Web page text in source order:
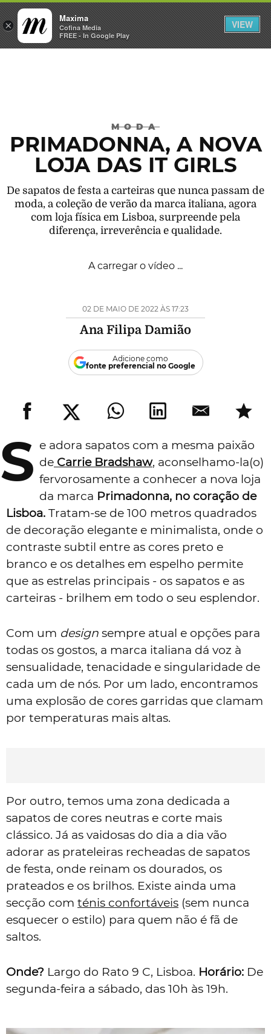
×
Maxima
Cofina Media
FREE - In Google Play
VIEW
INICIAR SESSÃO
MODA
PRIMADONNA, A NOVA
LOJA DAS IT GIRLS
De sapatos de festa a carteiras que nunca passam de
moda, a coleção de verão da marca italiana, agora
com loja física em Lisboa, surpreende pela
diferença, irreverência e qualidade.
A carregar o vídeo ...
02 DE MAIO DE 2022 ÀS 17:23
Ana Filipa Damião
Adicione como
fonte preferencial no Google
S e adora sapatos com a mesma paixão
de Carrie Bradshaw, aconselhamo-la(o)
fervorosamente a conhecer a nova loja
da marca Primadonna, no coração de
Lisboa. Tratam-se de 100 metros quadrados
de decoração elegante e minimalista, onde o
contraste subtil entre as cores preto e
branco e os detalhes em espelho permite
que as estrelas principais - os sapatos e as
carteiras - brilhem em todo o seu esplendor.
Com um design sempre atual e opções para
todas os gostos, a marca italiana dá voz à
sensualidade, tenacidade e singularidade de
cada um de nós. Por um lado, encontramos
uma explosão de cores garridas que clamam
por temperaturas mais altas.
Por outro, temos uma zona dedicada a
sapatos de cores neutras e corte mais
clássico. Já as vaidosas do dia a dia vão
adorar as prateleiras recheadas de sapatos
de festa, onde reinam os dourados, os
prateados e os brilhos. Existe ainda uma
secção com ténis confortáveis (sem nunca
esquecer o estilo) para quem não é fã de
saltos.
Onde? Largo do Rato 9 C, Lisboa. Horário: De
segunda-feira a sábado, das 10h às 19h.